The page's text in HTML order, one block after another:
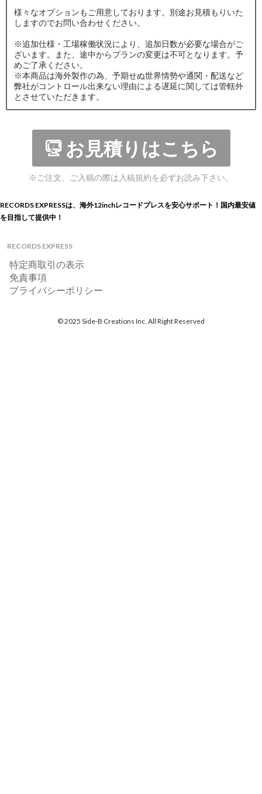
様々なオプションもご用意しております。別途お見積もりいた
しますのでお問い合わせください。
※追加仕様・工場稼働状況により、追加日数が必要な場合がご
ざいます。また、途中からプランの変更は不可となります。予
めご了承ください。
※本商品は海外製作の為、予期せぬ世界情勢や通関・配送など
弊社がコントロール出来ない理由による遅延に関しては管轄外
とさせていただきます。
お見積りはこちら
※ご注文、ご入稿の際は入稿規約を必ずお読み下さい。
RECORDS EXPRESSは、海外12inchレコードプレスを安心サポート！国内最安値
を目指して提供中！
RECORDS EXPRESS
特定商取引の表示
免責事項
プライバシーポリシー
© 2025 Side-B Creations Inc. All Right Reserved